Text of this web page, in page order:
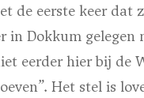
de eerste keer dat
in Dokkum gelegen
eerder hier bij de
Het stel is